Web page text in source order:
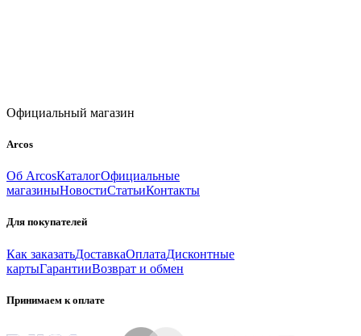
Официальный магазин
Arcos
Об ArcosКаталогОфициальные
магазиныНовостиСтатьиКонтакты
Для покупателей
Как заказатьДоставкаОплатаДисконтные
картыГарантииВозврат и обмен
Принимаем к оплате